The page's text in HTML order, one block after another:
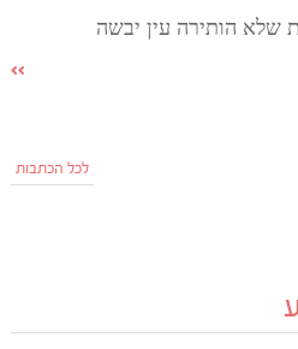
שלא הותירה עין יבשה
לכל הכתבות